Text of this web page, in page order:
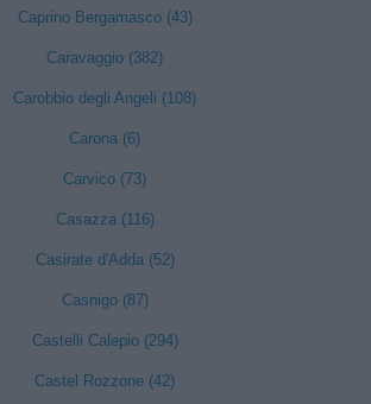
Caprino Bergamasco (43)
Caravaggio (382)
Carobbio degli Angeli (108)
Carona (6)
Carvico (73)
Casazza (116)
Casirate d'Adda (52)
Casnigo (87)
Castelli Calepio (294)
Castel Rozzone (42)